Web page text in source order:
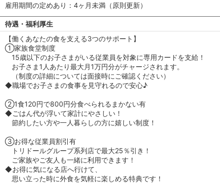
雇用期間の定めあり：4ヶ月未満（原則更新）
待遇・福利厚生
【働くあなたの食を支える3つのサポート】
①家族食堂制度
15歳以下のお子さまがいる従業員を対象に専用カードを支給！
お子さま1人あたり最大月1万円分がチャージされます。
（制度の詳細については面接時にご確認ください）
◆職場でお子さまの食事を見守れるので安心♪
②1食120円で800円分食べられるまかない有
◆ごはん代が浮いて家計にやさしい！
節約したい方や一人暮らしの方に嬉しい制度！
③お得な従業員割引有
トリドールグループ系列店で最大25％引き！
ご家族やご友人も一緒に利用できます！
◆お得に気になる店へ行けて、
思い立った時に外食を気軽に楽しめる特典です！